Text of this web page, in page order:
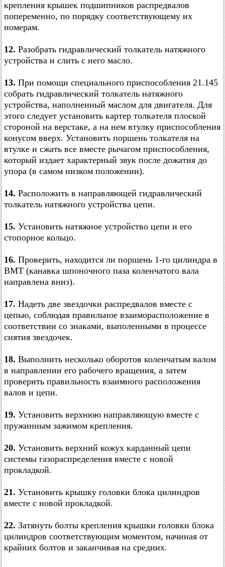
крепления крышек подшипников распредвалов
попеременно, по порядку соответствующему их
номерам.
12. Разобрать гидравлический толкатель натяжного
устройства и слить с него масло.
13. При помощи специального приспособления 21.145
собрать гидравлический толкатель натяжного
устройства, наполненный маслом для двигателя. Для
этого следует установить картер толкателя плоской
стороной на верстаке, а на нем втулку приспособления
конусом вверх. Установить поршень толкателя на
втулке и сжать все вместе рычагом приспособления,
который издает характерный звук после дожатия до
упора (в самом низком положении).
14. Расположить в направляющей гидравлический
толкатель натяжного устройства цепи.
15. Установить натяжное устройство цепи и его
стопорное кольцо.
16. Проверить, находится ли поршень 1-го цилиндра в
ВМТ (канавка шпоночного паза коленчатого вала
направлена вниз).
17. Надеть две звездочки распредвалов вместе с
цепью, соблюдая правильное взаиморасположение в
соответствии со знаками, выполенными в процессе
снятия звездочек.
18. Выполнить несколько оборотов коленчатым валом
в направлении его рабочего вращения, а затем
проверить правильность взаимного расположения
валов и цепи.
19. Установить верхнюю направляющую вместе с
пружинным зажимом крепления.
20. Установить верхний кожух карданный цепи
системы газораспределения вместе с новой
прокладкой.
21. Установить крышку головки блока цилиндров
вместе с новой прокладкой.
22. Затянуть болты крепления крышки головки блока
цилиндров соответствующим моментом, начиная от
крайних болтов и заканчивая на средних.